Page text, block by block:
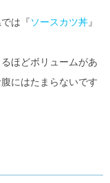
は『ソースカツ丼』
ほどボリュームがあ
にはたまらないです